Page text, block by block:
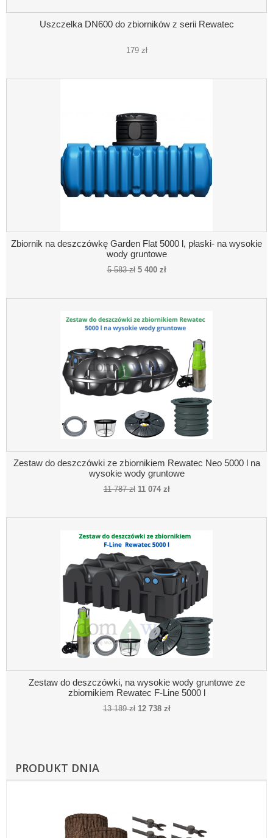
Uszczelka DN600 do zbiorników z serii Rewatec
179 zł
Zbiornik na deszczówkę Garden Flat 5000 l, płaski- na wysokie
wody gruntowe
5 583 zł 5 400 zł
Zestaw do deszczówki ze zbiornikiem Rewatec Neo 5000 l na
wysokie wody gruntowe
11 787 zł 11 074 zł
Zestaw do deszczówki, na wysokie wody gruntowe ze
zbiornikiem Rewatec F-Line 5000 l
13 189 zł 12 738 zł
PRODUKT DNIA